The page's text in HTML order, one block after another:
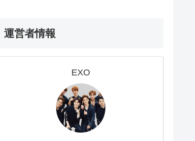
運営者情報
EXO